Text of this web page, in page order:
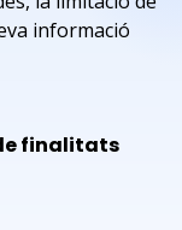
informació
finalitats